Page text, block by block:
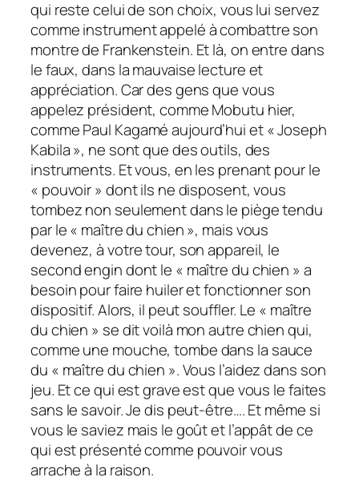
qui reste celui de son choix, vous lui servez
comme instrument appelé à combattre son
montre de Frankenstein. Et là, on entre dans
le faux, dans la mauvaise lecture et
appréciation. Car des gens que vous
appelez président, comme Mobutu hier,
comme Paul Kagamé aujourd’hui et « Joseph
Kabila », ne sont que des outils, des
instruments. Et vous, en les prenant pour le
« pouvoir » dont ils ne disposent, vous
tombez non seulement dans le piège tendu
par le « maître du chien », mais vous
devenez, à votre tour, son appareil, le
second engin dont le « maître du chien » a
besoin pour faire huiler et fonctionner son
dispositif. Alors, il peut souffler. Le « maître
du chien » se dit voilà mon autre chien qui,
comme une mouche, tombe dans la sauce
du « maître du chien ». Vous l’aidez dans son
jeu. Et ce qui est grave est que vous le faites
sans le savoir. Je dis peut-être…. Et même si
vous le saviez mais le goût et l’appât de ce
qui est présenté comme pouvoir vous
arrache à la raison.